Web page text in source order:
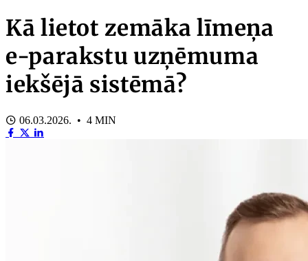
Kā lietot zemāka līmeņa
e-parakstu uzņēmuma
iekšējā sistēmā?
06.03.2026. • 4 MIN